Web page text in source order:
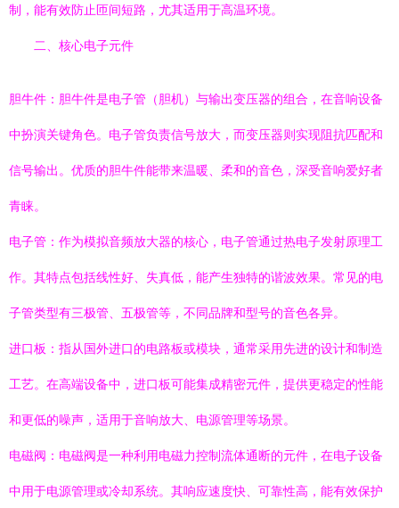
制，能有效防止匝间短路，尤其适用于高温环境。
二、核心电子元件
胆牛件：胆牛件是电子管（胆机）与输出变压器的组合，在音响设备
中扮演关键角色。电子管负责信号放大，而变压器则实现阻抗匹配和
信号输出。优质的胆牛件能带来温暖、柔和的音色，深受音响爱好者
青睐。
电子管：作为模拟音频放大器的核心，电子管通过热电子发射原理工
作。其特点包括线性好、失真低，能产生独特的谐波效果。常见的电
子管类型有三极管、五极管等，不同品牌和型号的音色各异。
进口板：指从国外进口的电路板或模块，通常采用先进的设计和制造
工艺。在高端设备中，进口板可能集成精密元件，提供更稳定的性能
和更低的噪声，适用于音响放大、电源管理等场景。
电磁阀：电磁阀是一种利用电磁力控制流体通断的元件，在电子设备
中用于电源管理或冷却系统。其响应速度快、可靠性高，能有效保护